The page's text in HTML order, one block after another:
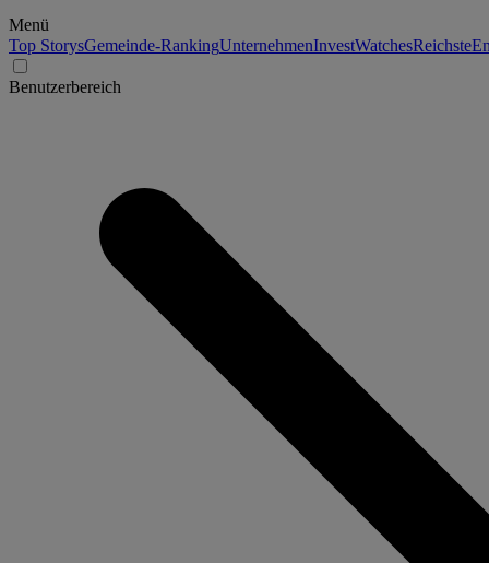
Menü
Top StorysGemeinde-RankingUnternehmenInvestWatchesReichste
Benutzerbereich